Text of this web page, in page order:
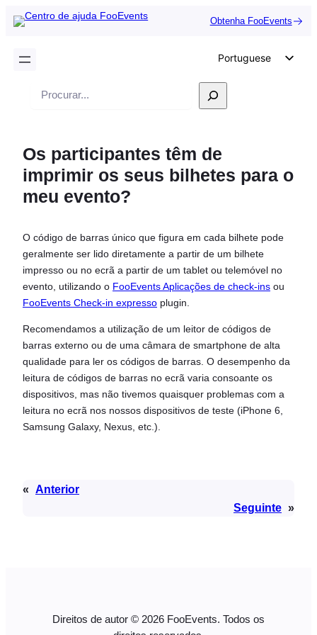
Obtenha FooEvents
Portuguese
English
German
Spanish
Italian
Czech
Greek
Pesquisar
Os participantes têm de
imprimir os seus bilhetes para o
meu evento?
O código de barras único que figura em cada bilhete pode
geralmente ser lido diretamente a partir de um bilhete
impresso ou no ecrã a partir de um tablet ou telemóvel no
evento, utilizando o FooEvents Aplicações de check-ins ou
FooEvents Check-in expresso plugin.
Recomendamos a utilização de um leitor de códigos de
barras externo ou de uma câmara de smartphone de alta
qualidade para ler os códigos de barras. O desempenho da
leitura de códigos de barras no ecrã varia consoante os
dispositivos, mas não tivemos quaisquer problemas com a
leitura no ecrã nos nossos dispositivos de teste (iPhone 6,
Samsung Galaxy, Nexus, etc.).
« Anterior
Seguinte »
Direitos de autor © 2026 FooEvents. Todos os